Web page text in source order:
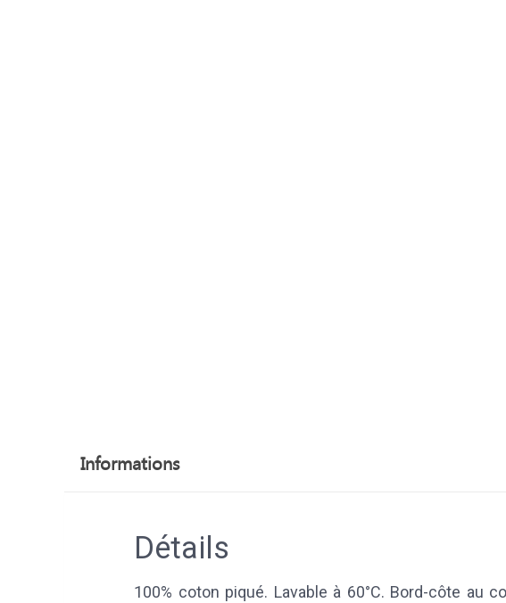
Informations
Détails
100% coton piqué. Lavable à 60°C. Bord-côte au